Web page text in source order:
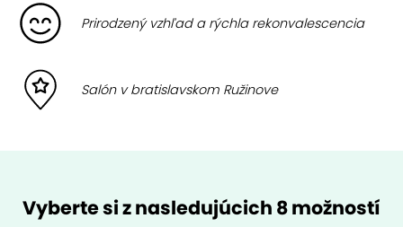
Prirodzený vzhľad a rýchla rekonvalescencia
Salón v bratislavskom Ružinove
Vyberte si z nasledujúcich 8 možností